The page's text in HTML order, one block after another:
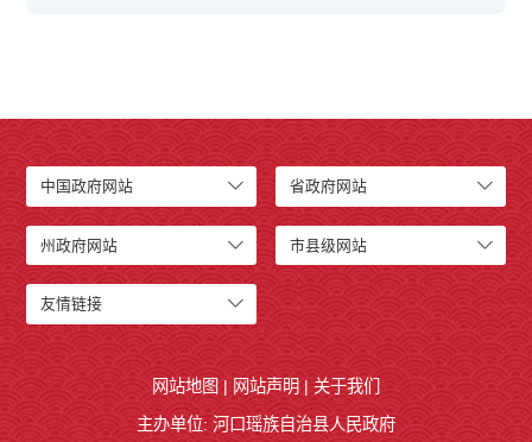
中国政府网站 省政府网站
州政府网站 市县级网站
友情链接
网站地图 | 网站声明 | 关于我们
主办单位: 河口瑶族自治县人民政府